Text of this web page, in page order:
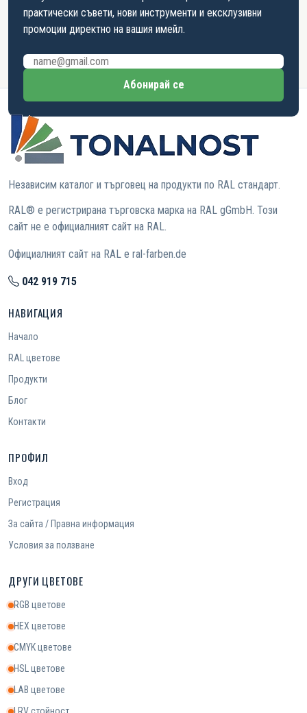
практически съвети, нови инструменти и ексклузивни
промоции директно на вашия имейл.
Имейл адрес
Абонирай се
Независим каталог и търговец на продукти по RAL стандарт.
RAL® е регистрирана търговска марка на RAL gGmbH. Този
сайт не е официалният сайт на RAL.
Официалният сайт на RAL е ral-farben.de
042 919 715
НАВИГАЦИЯ
Начало
RAL цветове
Продукти
Блог
Контакти
ПРОФИЛ
Вход
Регистрация
За сайта / Правна информация
Условия за ползване
ДРУГИ ЦВЕТОВЕ
RGB цветове
HEX цветове
CMYK цветове
HSL цветове
LAB цветове